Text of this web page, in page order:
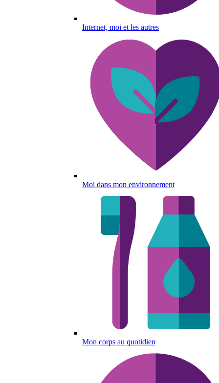
Internet, moi et les autres
Moi dans mon environnement
Mon corps au quotidien